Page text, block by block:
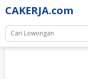
Skip
to
content
CAKERJA.com